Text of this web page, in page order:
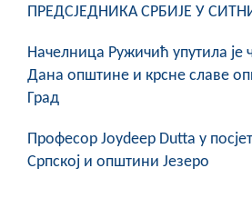
Спорт
ЦИВИЛНА
ПРЕДСЈЕДНИКА СРБИЈЕ У
Начелница Ружичић упутила је
Дана општине и крсне славе
Град
Професор Joydeep Dutta у
Српској и општини Језеро